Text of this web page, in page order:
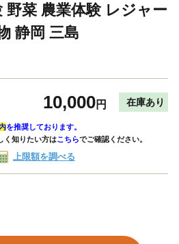
野菜 農業体験 レジャー
静岡 三島
10,000円 在庫あり
を推奨しております。
く知りたい方はこちらでご確認ください。
上限額を調べる